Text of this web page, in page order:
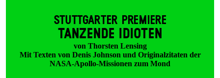
STUTTGARTER PREMIERE
TANZENDE IDIOTEN
von Thorsten Lensing
Mit Texten von Denis Johnson und Originalzitaten der
NASA-Apollo-Missionen zum Mond